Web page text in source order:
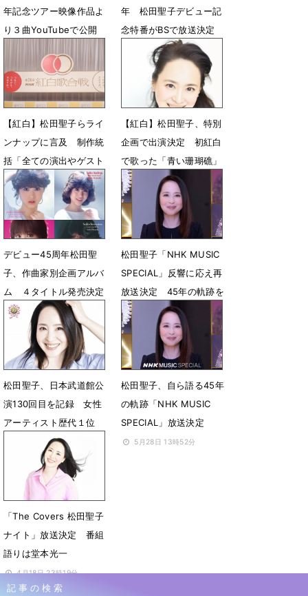
年記念ツアー映像作品よ
り３曲YouTubeで公開
年 松田聖子デビュー記
念特番がBSで放送決定
3月18日 07時00分
【紅白】松田聖子らライ
ンナップに言及 制作統
括「全ての演出やゲスト
出揃う」追加出演はなし
12月30日 18時36分
【紅白】松田聖子、特別
企画で出演決定 初紅白
で歌った「青い珊瑚礁」
披露
12月28日 22時47分
デビュー45周年松田聖
子、作曲家別企画アルバ
ム ４タイトル発売決定
8月22日 08時00分
松田聖子「NHK MUSIC
SPECIAL」反響に応え再
放送決定 45年の軌跡を
たどる
8月1日 17時17分
松田聖子、日本武道館公
演130回目を記録 女性
アーティスト歴代１位
6月22日 14時05分
松田聖子、自ら語る45年
の軌跡「NHK MUSIC
SPECIAL」放送決定
5月28日 13時52分
「The Covers 松田聖子
ナイト」放送決定 番組
語りは堂本光一
4月18日 23時19分
記事の検索